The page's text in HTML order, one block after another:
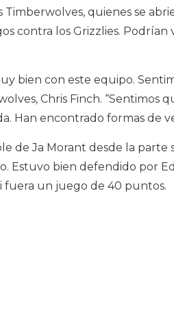
quienes se
contra los Grizzlies. Podrían
bien con este equipo.
Chris Finch. “Sentimos
Han encontrado formas de
de Ja Morant desde la
Estuvo bien defendido por
fuera un juego de 40 puntos.